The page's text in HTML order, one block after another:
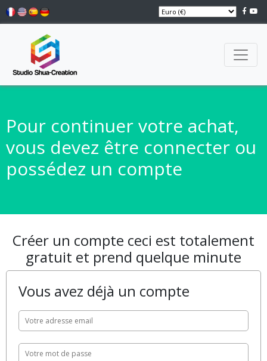
Pour continuer votre achat,
vous devez être connecter ou
possédez un compte
Créer un compte ceci est totalement
gratuit et prend quelque minute
Vous avez déjà un compte